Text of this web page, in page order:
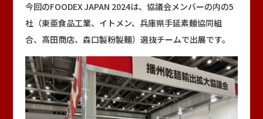
今回のFOODEX JAPAN 2024は、協議会メンバーの内の5
社（東亜食品工業、イトメン、兵庫県手延素麺協同組
合、高田商店、森口製粉製麺）選抜チームで出展です。